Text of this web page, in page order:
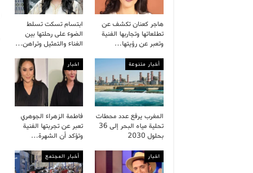
هاجر كعنان تكشف عن
تطلعاتها وتجاربها الفنية
وتعبر عن رؤيتها…
ابتسام تسكت تسلط
الضوء على رحلتها بين
الغناء والتمثيل وتراهن…
أخبار متنوعة
المغرب يرفع عدد محطات
تحلية مياه البحر إلى 36
بحلول 2030
اخبار
فاطمة الزهراء الجوهري
تعبر عن تجربتها الفنية
وتؤكد أن الشهرة…
اخبار أخبار المجتمع